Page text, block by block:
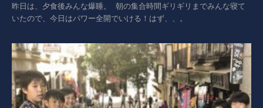
昨日は、夕食後みんな爆睡。 朝の集合時間ギリギリまでみんな寝て
いたので、今日はパワー全開でいける！はず、、。